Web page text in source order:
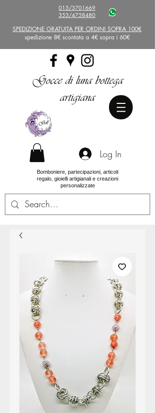
015/3701669
353/4758480
SPEDIZIONE GRATUITA PER ORDINI SOPRA 100€
spedizione 8€ scontata a 4€ sopra i 60€
Gocce di luna bottega
artigiana
Log In
Bomboniere, partecipazioni, articoli
regalo, gioielli artigianali e creazioni
personalizzate